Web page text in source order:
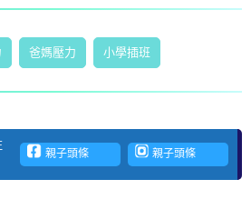
爸媽壓力 小學插班
親子頭條 親子頭條